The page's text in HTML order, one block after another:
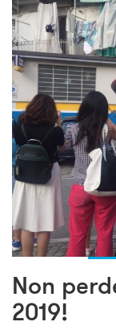
Non
2019!